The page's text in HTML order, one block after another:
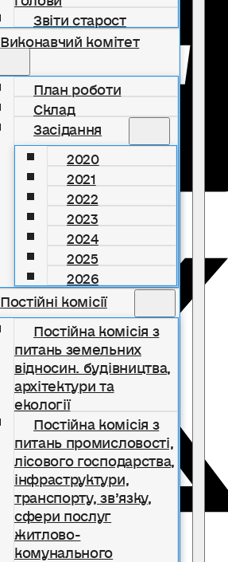
Звіти старост
Виконавчий комітет
План роботи
Склад
Засідання
2020
2021
2022
2023
2024
2025
2026
Постійні комісії
Постійна комісія з
питань земельних
відносин. будівництва,
архітектури та
екології
Постійна комісія з
питань промисловості,
лісового господарства,
інфраструктури,
транспорту, зв’язку,
сфери послуг
житлово-
комунального